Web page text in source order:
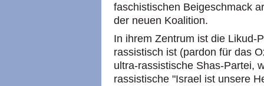
faschistischen Beigeschmack
der neuen Koalition.
In ihrem Zentrum ist die Likud-
rassistisch ist (pardon für das
ultra-rassistische Shas-Partei,
rassistische "Israel ist unsere